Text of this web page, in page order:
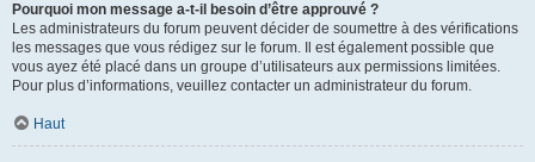
Pourquoi mon message a-t-il besoin d’être approuvé ?
Les administrateurs du forum peuvent décider de soumettre à des vérifications
les messages que vous rédigez sur le forum. Il est également possible que
vous ayez été placé dans un groupe d’utilisateurs aux permissions limitées.
Pour plus d’informations, veuillez contacter un administrateur du forum.
Haut